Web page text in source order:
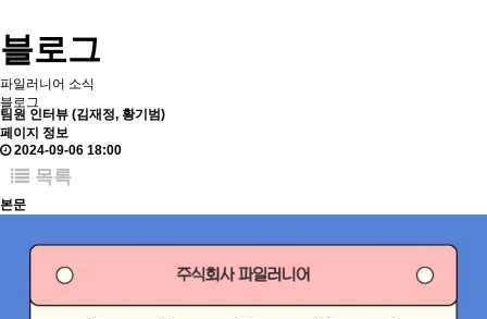
블로그
파일러니어 소식
블로그
팀원 인터뷰 (김재정, 황기범)
페이지 정보
2024-09-06 18:00
목록
본문